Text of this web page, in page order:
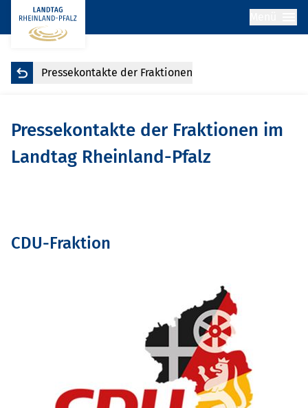
Pressekontakte der Fraktionen
Pressekontakte der Fraktionen im
Landtag Rheinland-Pfalz
CDU-Fraktion